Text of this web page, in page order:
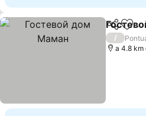
Partilhar
/
a 4.8 km